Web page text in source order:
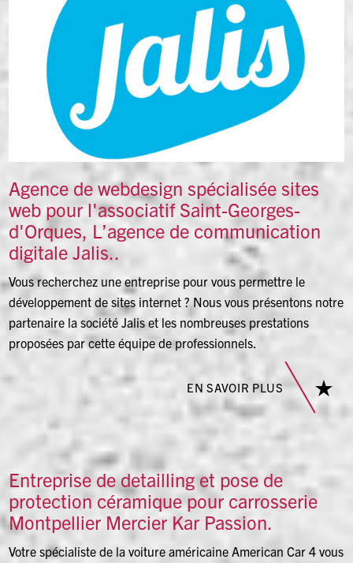
Agence de webdesign spécialisée sites
web pour l'associatif Saint-Georges-
d'Orques, L’agence de communication
digitale Jalis..
Vous recherchez une entreprise pour vous permettre le
développement de sites internet ? Nous vous présentons notre
partenaire la société Jalis et les nombreuses prestations
proposées par cette équipe de professionnels.
EN SAVOIR PLUS
Entreprise de detailling et pose de
protection céramique pour carrosserie
Montpellier Mercier Kar Passion.
Votre spécialiste de la voiture américaine American Car 4 vous